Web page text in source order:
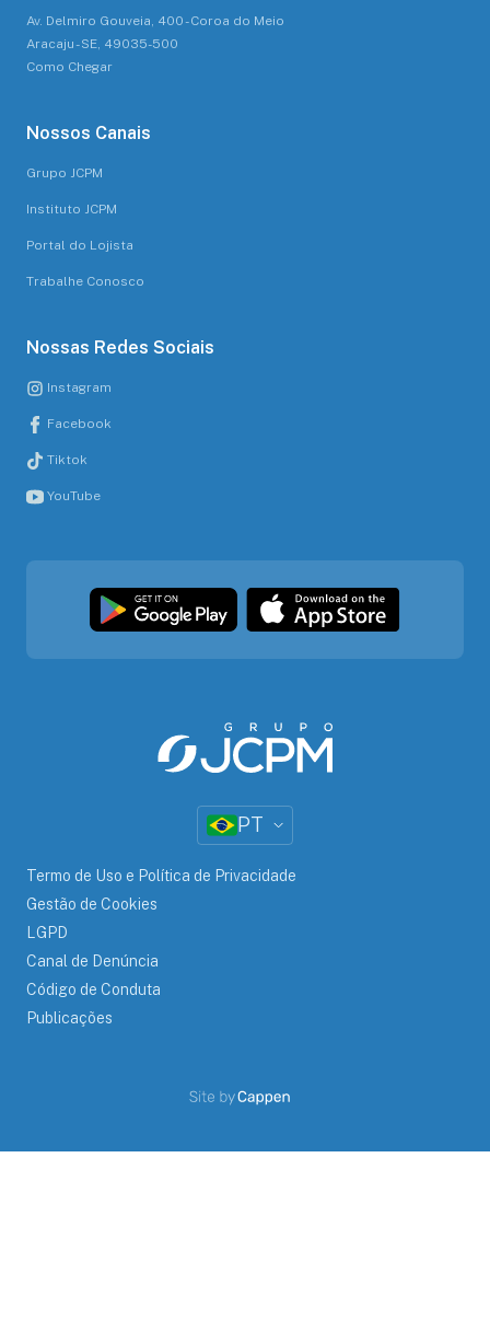
Av. Delmiro Gouveia, 400 - Coroa do Meio
Aracaju - SE, 49035-500
Como Chegar
Nossos Canais
Grupo JCPM
Instituto JCPM
Portal do Lojista
Trabalhe Conosco
Nossas Redes Sociais
Instagram
Facebook
Tiktok
YouTube
PT
Termo de Uso e Política de Privacidade
Gestão de Cookies
LGPD
Canal de Denúncia
Código de Conduta
Publicações